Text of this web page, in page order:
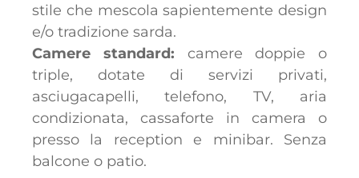
stile che mescola sapientemente design
e/o tradizione sarda.
Camere standard: camere doppie o
triple, dotate di servizi privati,
asciugacapelli, telefono, TV, aria
condizionata, cassaforte in camera o
presso la reception e minibar. Senza
balcone o patio.